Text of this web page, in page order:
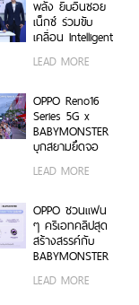
พลัง ยิบอินซอย
เน็กซ์ ร่วมขับ
เคลื่อน Intelligent
Transformation
Platform ยก
ระดับการจัดการ
ข้อมูลสู่ยุค
Digital-First
Enterprise
LEAD MORE
OPPO Reno16
Series 5G x
BABYMONSTER
บุกสยามยึดจอ
บันดาลใจให้ทุก
เองได้เต็มที่ ผ่าน
OPPO K-POP
Star Random
Dance พร้อม
คลูซีฟ
LEAD MORE
OPPO ชวนแฟน
ๆ ครีเอทคลิปสุด
สร้างสรรค์กับ
BABYMONSTER
คอนเสิร์ตโซน VIP
LEAD MORE